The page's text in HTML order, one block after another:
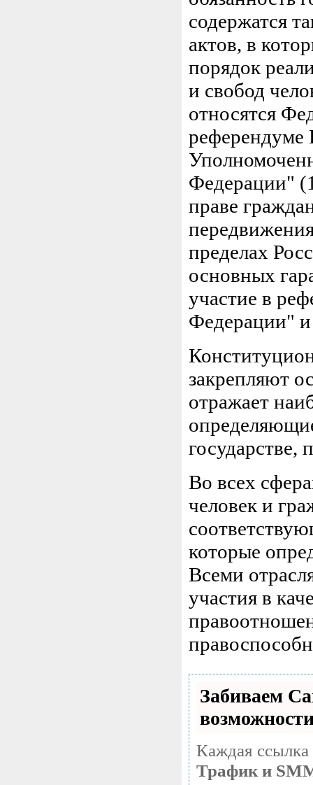
содержатся
актов, в
порядок
и свобод
относятся
референдуме
Федерации"
праве
пределах
основных
участие в
Федерации"
закрепляют
отражает
Во всех
человек и
которые
Всеми
участия в
Забиваем
Каждая ссылка
Трафик и